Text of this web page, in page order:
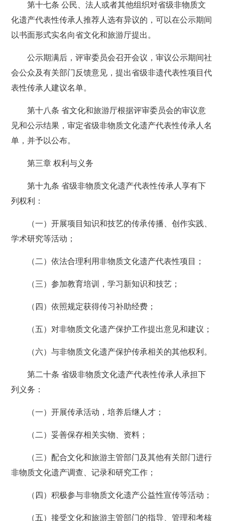
第十七条 公民、法人或者其他组织对省级非物质文
化遗产代表性传承人推荐人选有异议的，可以在公示期间
以书面形式实名向省文化和旅游厅提出。
公示期满后，评审委员会召开会议，审议公示期间社
会公众及有关部门反馈意见，提出省级非遗代表性项目代
表性传承人建议名单。
第十八条 省文化和旅游厅根据评审委员会的审议意
见和公示结果，审定省级非物质文化遗产代表性传承人名
单，并予以公布。
第三章 权利与义务
第十九条 省级非物质文化遗产代表性传承人享有下
列权利：
（一）开展项目知识和技艺的传承传播、创作实践、
学术研究等活动；
（二）依法合理利用非物质文化遗产代表性项目；
（三）参加教育培训，学习新知识和技艺；
（四）依照规定获得传习补助经费；
（五）对非物质文化遗产保护工作提出意见和建议；
（六）与非物质文化遗产保护传承相关的其他权利。
第二十条 省级非物质文化遗产代表性传承人承担下
列义务：
（一）开展传承活动，培养后继人才；
（二）妥善保存相关实物、资料；
（三）配合文化和旅游主管部门及其他有关部门进行
非物质文化遗产调查、记录和研究工作；
（四）积极参与非物质文化遗产公益性宣传等活动；
（五）接受文化和旅游主管部门的指导、管理和考核